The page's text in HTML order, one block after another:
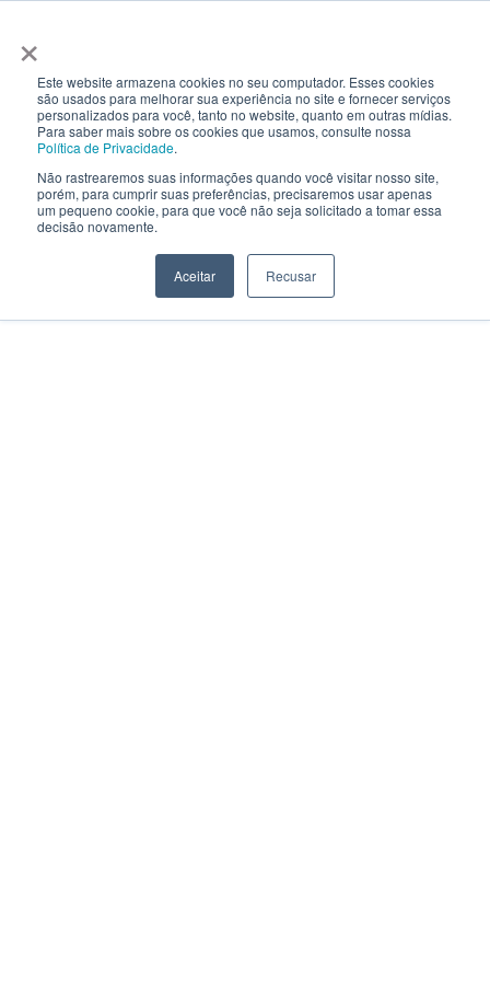
×
Este website armazena cookies no seu computador. Esses cookies
são usados ​​para melhorar sua experiência no site e fornecer serviços
personalizados para você, tanto no website, quanto em outras mídias.
Para saber mais sobre os cookies que usamos, consulte nossa
Política de Privacidade.
Não rastrearemos suas informações quando você visitar nosso site,
porém, para cumprir suas preferências, precisaremos usar apenas
um pequeno cookie, para que você não seja solicitado a tomar essa
decisão novamente.
Aceitar Recusar